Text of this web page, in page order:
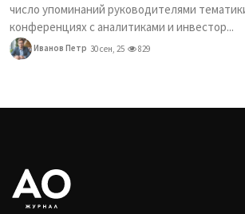
число упоминаний руководителями
конференциях с аналитиками и инвестор...
Иванов Петр 30 сен, 25 829